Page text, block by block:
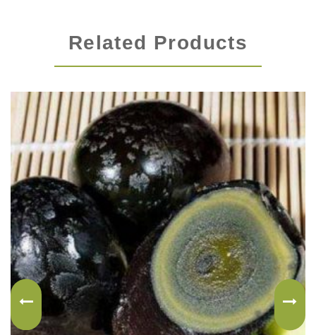
Related Products